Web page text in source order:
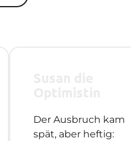
Der Ausbruch kam
spät, aber heftig: